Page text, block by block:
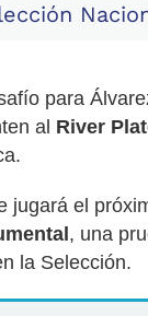
para
al River
jugará el
, una
la Selección.